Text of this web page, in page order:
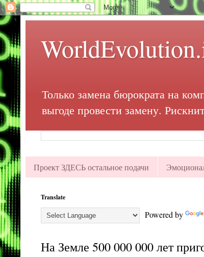
Только замена бюрократа на
выгоде провести замену.
Проект ЗДЕСЬ остальное подачи
Translate
Powered by
На Земле 500 000 000 лет